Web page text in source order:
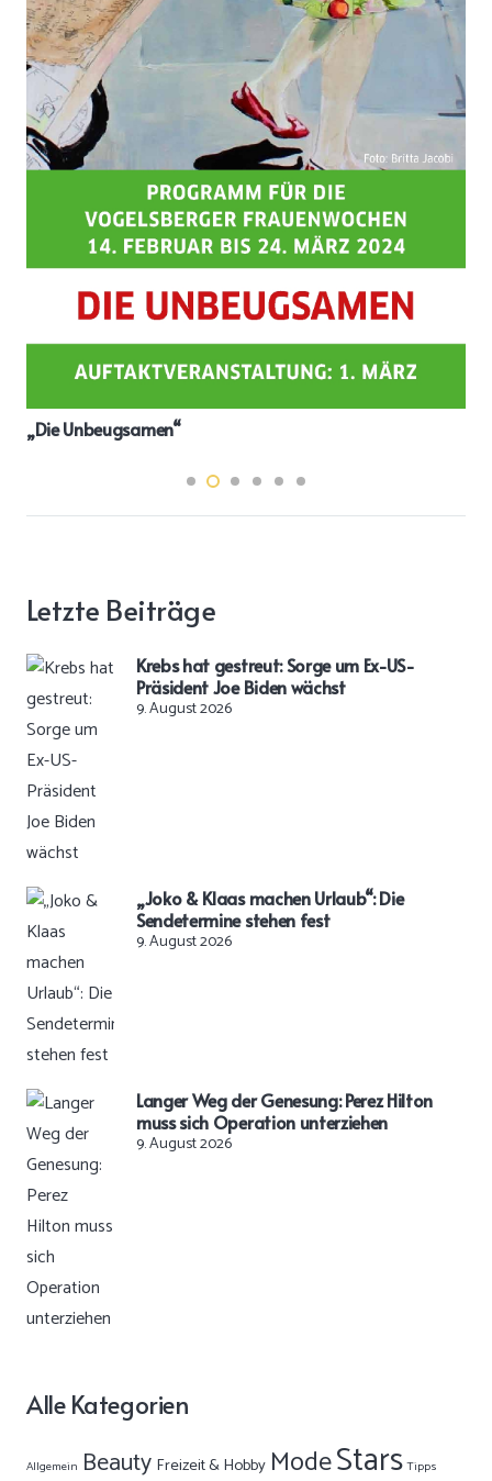
„Die Unbeugsamen“
Letzte Beiträge
Krebs hat gestreut: Sorge um Ex-US-
Präsident Joe Biden wächst
9. August 2026
„Joko & Klaas machen Urlaub“: Die
Sendetermine stehen fest
9. August 2026
Langer Weg der Genesung: Perez Hilton
muss sich Operation unterziehen
9. August 2026
Alle Kategorien
Allgemein Beauty Freizeit & Hobby ModeStars Tipps